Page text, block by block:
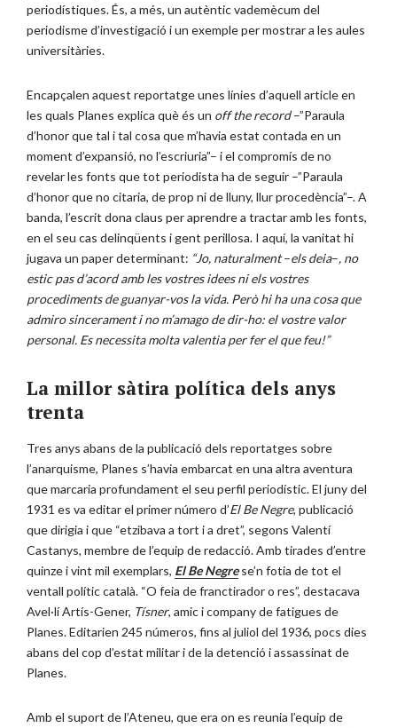
periodístiques. És, a més, un autèntic vademècum del
periodisme d’investigació i un exemple per mostrar a les aules
universitàries.
Encapçalen aquest reportatge unes línies d’aquell article en
les quals Planes explica què és un off the record–”Paraula
d’honor que tal i tal cosa que m’havia estat contada en un
moment d’expansió, no l’escriuria”– i el compromís de no
revelar les fonts que tot periodista ha de seguir –”Paraula
d’honor que no citaria, de prop ni de lluny, llur procedència”–. A
banda, l’escrit dona claus per aprendre a tractar amb les fonts,
en el seu cas delinqüents i gent perillosa. I aquí, la vanitat hi
jugava un paper determinant: “Jo, naturalment–els deia–, no
estic pas d’acord amb les vostres idees ni els vostres
procediments de guanyar-vos la vida. Però hi ha una cosa que
admiro sincerament i no m’amago de dir-ho: el vostre valor
personal. Es necessita molta valentia per fer el que feu!”
La millor sàtira política dels anys
trenta
Tres anys abans de la publicació dels reportatges sobre
l’anarquisme, Planes s’havia embarcat en una altra aventura
que marcaria profundament el seu perfil periodístic. El juny del
1931 es va editar el primer número d’El Be Negre, publicació
que dirigia i que “etzibava a tort i a dret”, segons Valentí
Castanys, membre de l’equip de redacció. Amb tirades d’entre
quinze i vint mil exemplars, El Be Negrese’n fotia de tot el
ventall polític català. “O feia de franctirador o res”, destacava
Avel·lí Artís-Gener, Tísner, amic i company de fatigues de
Planes. Editarien 245 números, fins al juliol del 1936, pocs dies
abans del cop d’estat militar i de la detenció i assassinat de
Planes.
Amb el suport de l’Ateneu, que era on es reunia l’equip de